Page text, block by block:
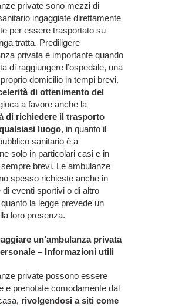
private sono mezzi di
ingaggiate direttamente
per essere trasportato su
tratta. Prediligere
privata è importante quando
di raggiungere l’ospedale, una
domicilio in tempi brevi.
di ottenimento del
a favore anche la
di richiedere il trasporto
luogo, in quanto il
sanitario è a
solo in particolari casi e in
brevi. Le ambulanze
spesso richieste anche in
eventi sportivi o di altro
la legge prevede un
loro presenza.
un’ambulanza privata
– Informazioni utili
private possono essere
e prenotate comodamente dal
rivolgendosi a siti come